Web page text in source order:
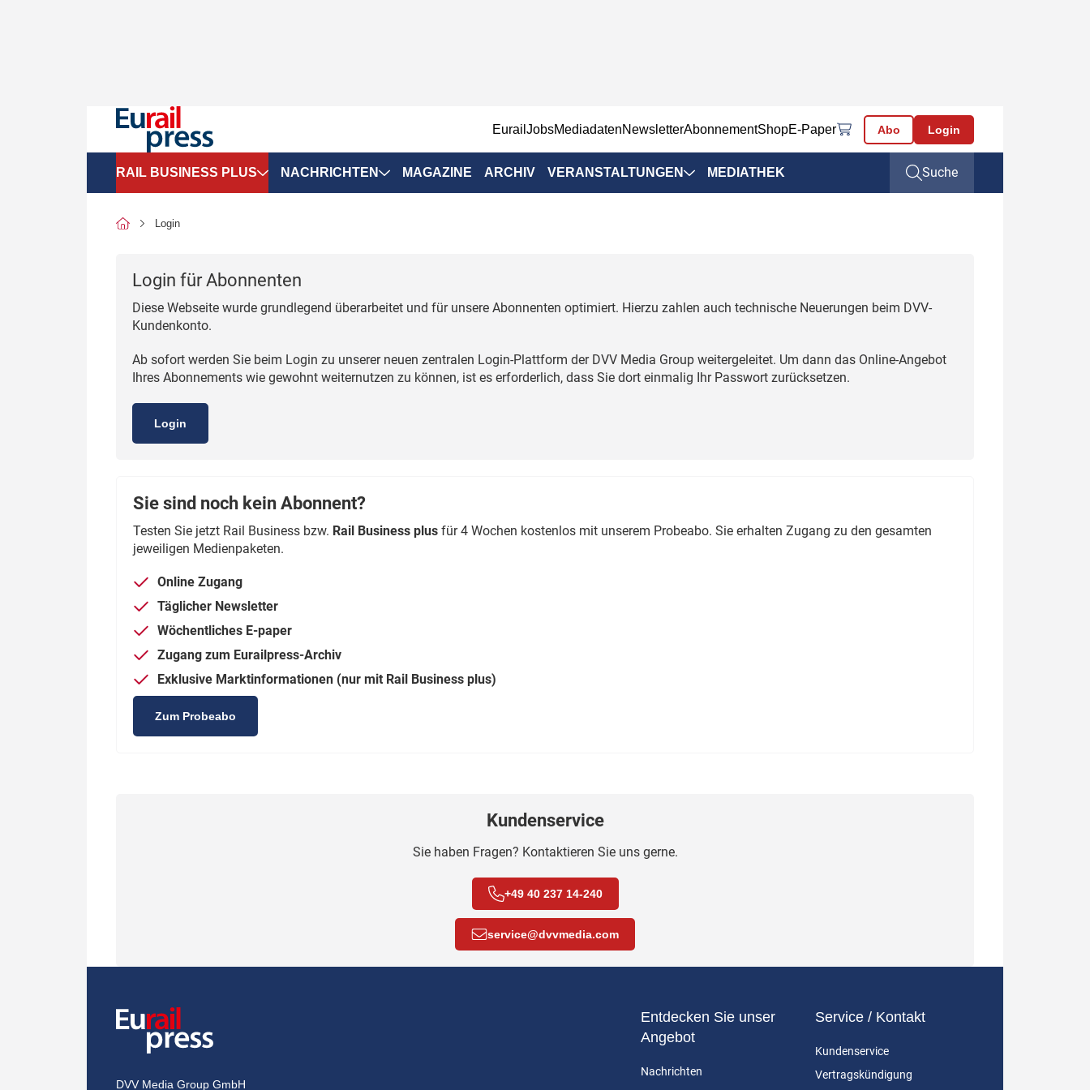
EurailJobsMediadatenNewsletterAbonnementShopE-Paper Abo Login
RAIL BUSINESS PLUS
SPNV-Marktdaten
Bilanzen
Politik
wen?
Start-Up-Check
Thema des Monats
Dossier: ETCS
Dossier:
Stellwerksbesetzung
NACHRICHTEN
Personen & Positionen
Unternehmen & Märkte
Fahrzeuge & Komponenten
MAGAZINE ARCHIV VERANSTALTUNGEN
Eurailpress Career Boost
MEDIATHEK Suche
Login
Login für Abonnenten
Diese Webseite wurde grundlegend überarbeitet und für unsere Abonnenten optimiert. Hierzu zahlen auch technische Neuerungen beim DVV-
Kundenkonto.
Ab sofort werden Sie beim Login zu unserer neuen zentralen Login-Plattform der DVV Media Group weitergeleitet. Um dann das Online-Angebot
Ihres Abonnements wie gewohnt weiternutzen zu können, ist es erforderlich, dass Sie dort einmalig Ihr Passwort zurücksetzen.
Login
Sie sind noch kein Abonnent?
Testen Sie jetzt Rail Business bzw. Rail Business plus für 4 Wochen kostenlos mit unserem Probeabo. Sie erhalten Zugang zu den gesamten
jeweiligen Medienpaketen.
Online Zugang
Täglicher Newsletter
Wöchentliches E-paper
Zugang zum Eurailpress-Archiv
Exklusive Marktinformationen (nur mit Rail Business plus)
Zum Probeabo
Kundenservice
Sie haben Fragen? Kontaktieren Sie uns gerne.
+49 40 237 14-240
service@dvvmedia.com
DVV Media Group GmbH
Entdecken Sie unser
Angebot
Nachrichten
Service / Kontakt
Kundenservice
Vertragskündigung